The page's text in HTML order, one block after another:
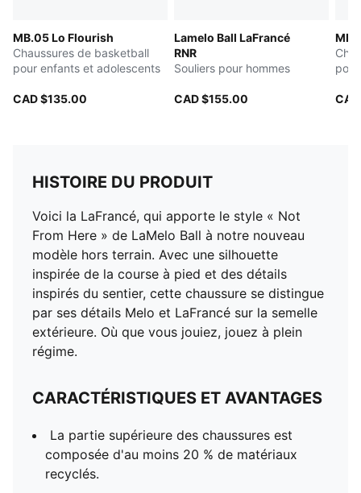
MB.05 Lo Flourish
Chaussures de basketball
pour enfants et adolescents
CAD $135.00
Lamelo Ball LaFrancé
RNR
Souliers pour hommes
CAD $155.00
HISTOIRE DU PRODUIT
Voici la LaFrancé, qui apporte le style « Not
From Here » de LaMelo Ball à notre nouveau
modèle hors terrain. Avec une silhouette
inspirée de la course à pied et des détails
inspirés du sentier, cette chaussure se distingue
par ses détails Melo et LaFrancé sur la semelle
extérieure. Où que vous jouiez, jouez à plein
régime.
CARACTÉRISTIQUES ET AVANTAGES
La partie supérieure des chaussures est
composée d'au moins 20 % de matériaux
recyclés.